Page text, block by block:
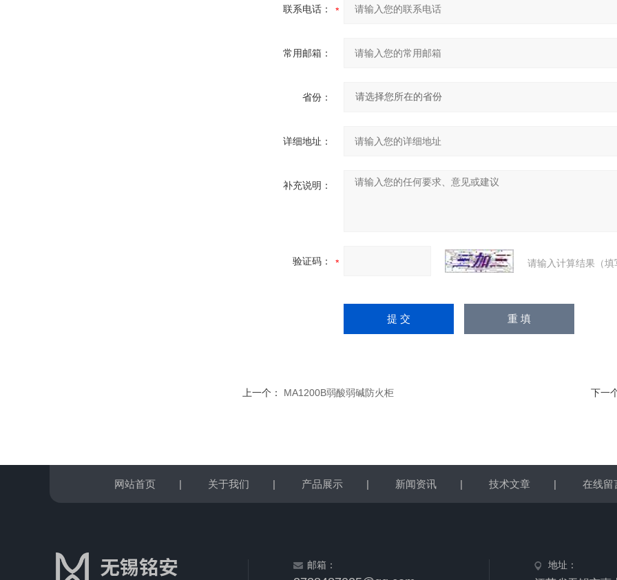
联系电话：
常用邮箱：
省份：
详细地址：
补充说明：
验证码： 请输入计算结果（
上一个： MA1200B弱酸弱碱防火柜 下一
网站首页 | 关于我们 | 产品展示 | 新闻资讯 | 技术文章 | 在线留
邮箱： 地址：